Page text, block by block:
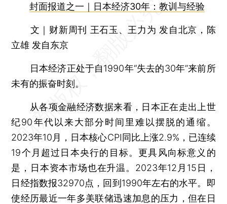
封面报道之一｜日本经济30年：教训与经验
文｜财新周刊 王石玉、王力为 发自北京，陈
立雄 发自东京
日本经济正处于自1990年“失去的30年”来前所
未有的振奋时刻。
从各项金融经济数据来看，日本正在走出上世
纪90年代以来大部分时间里难以摆脱的通缩。
2023年10月，日本核心CPI同比上涨2.9%，已连续
19个月超过日本央行的目标。更具风向标意义的
是，日本资本市场也在升温。2023年12月15日，
日经指数报32970点，回到1990年左右的水平。即
使经历最近一年多美联储迅速加息的压力，但在日